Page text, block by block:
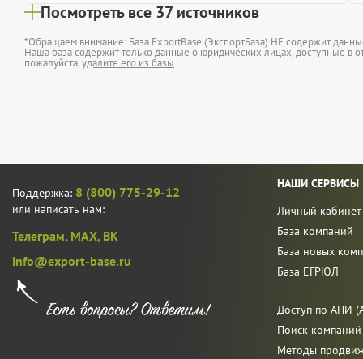
Посмотреть все 37 источников
*Обращаем внимание: База ExportBase (ЭкспортБаза) НЕ содержит
Наша база содержит только данные о юридических лицах, доступные в
пожалуйста,удалите его из базы
Поддержка: 8 (800) 775-29-12
или написать нам:
Телеграм, MAX, ВК
info@export-base.ru
НАШИ СЕРВИСЫ
Личный кабинет
База компаний
База новых
База ЕГРЮЛ
Доступ по АПИ
Поиск
Методы